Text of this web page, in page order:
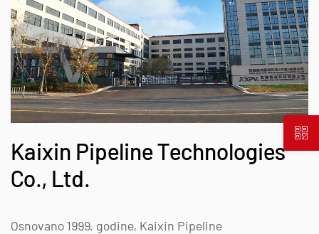
Kaixin Pipeline Technologies
Co., Ltd.
Osnovano 1999. godine, Kaixin Pipeline